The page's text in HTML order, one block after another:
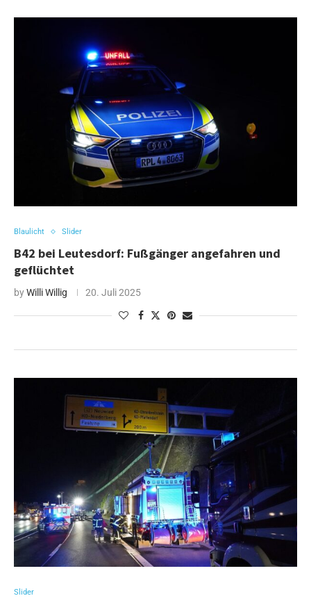
Blaulicht Slider
B42 bei Leutesdorf: Fußgänger angefahren und
geflüchtet
byWilli Willig 20. Juli 2025
Slider